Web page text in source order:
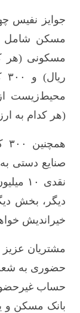
جوایز نفیس
محیط‌زیست
(هر کدام به ارزش ۵۰۰ میلیون
نقدی
دیگر، بخش
خیراندیش
مشتریان عزیز
حضوری به
حساب
بانک مسکن و